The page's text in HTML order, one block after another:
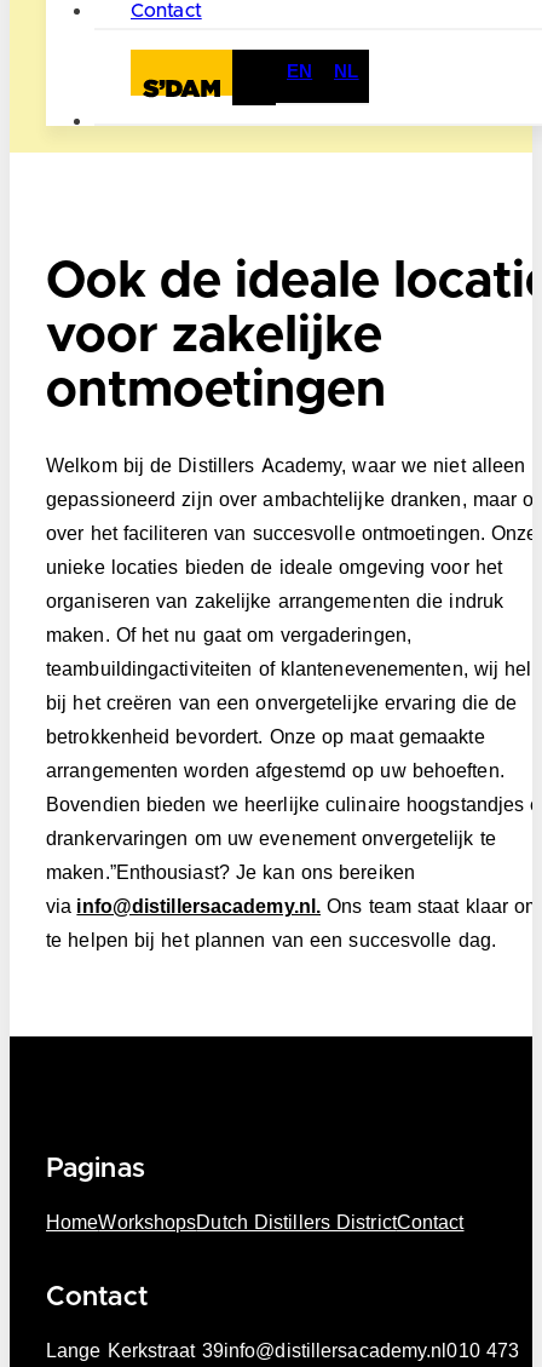
Contact
EN NL
Ook de ideale
voor zakelijke
ontmoetingen
Welkom bij de Distillers Academy, waar we niet alleen
gepassioneerd zijn over ambachtelijke dranken, maar
over het faciliteren van succesvolle ontmoetingen. Onze
unieke locaties bieden de ideale omgeving voor het
organiseren van zakelijke arrangementen die indruk
maken. Of het nu gaat om vergaderingen,
teambuildingactiviteiten of klantenevenementen, wij
bij het creëren van een onvergetelijke ervaring die de
betrokkenheid bevordert. Onze op maat gemaakte
arrangementen worden afgestemd op uw behoeften.
Bovendien bieden we heerlijke culinaire hoogstandjes
drankervaringen om uw evenement onvergetelijk te
maken.”Enthousiast? Je kan ons bereiken
via info@distillersacademy.nl. Ons team staat klaar
te helpen bij het plannen van een succesvolle dag.
Paginas
HomeWorkshopsDutch Distillers DistrictContact
Contact
Lange Kerkstraat 39info@distillersacademy.nl010 473